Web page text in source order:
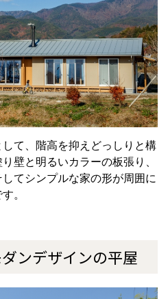
て、階高を抑えどっしりと構
壁と明るいカラーの板張り、
てシンプルな家の形が周囲に
。
ンデザインの平屋